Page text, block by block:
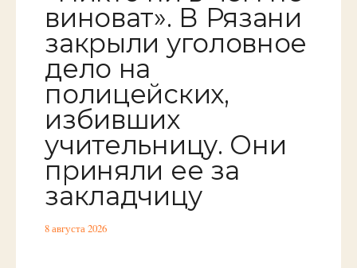
виноват». В Рязани
закрыли уголовное
дело на
полицейских,
избивших
учительницу. Они
приняли ее за
закладчицу
8 августа 2026